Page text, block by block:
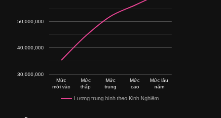
Lương trung bình theo Kinh Nghiệm
Mức
mới vào
Mức
thấp
Mức
trung
Mức
cao
Mức lâu
năm
30,000,000
40,000,000
50,000,000